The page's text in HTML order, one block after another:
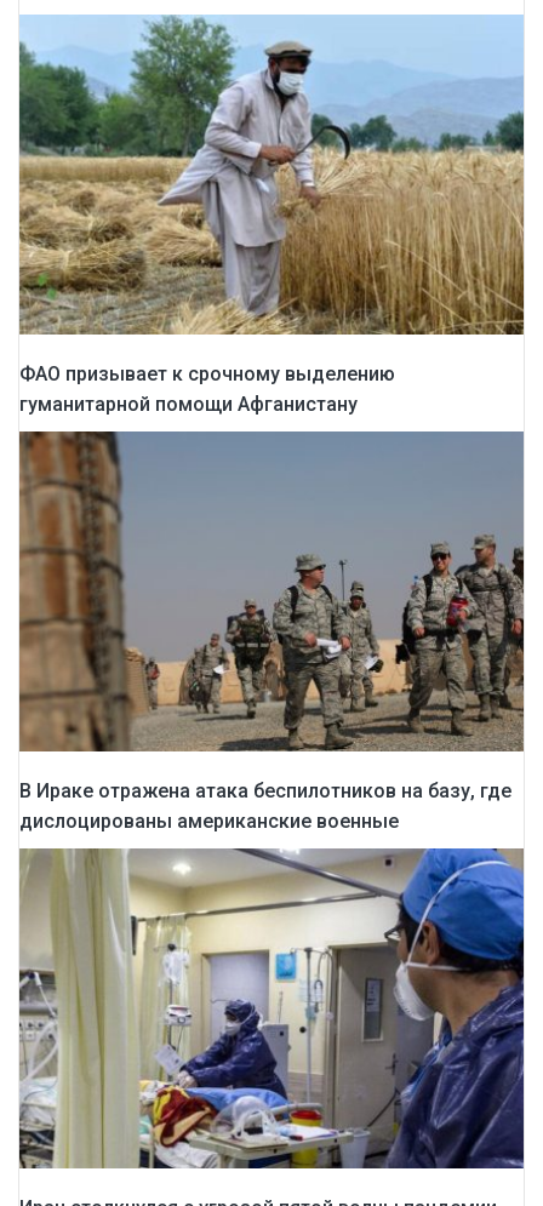
ФАО призывает к срочному выделению
гуманитарной помощи Афганистану
В Ираке отражена атака беспилотников на базу, где
дислоцированы американские военные